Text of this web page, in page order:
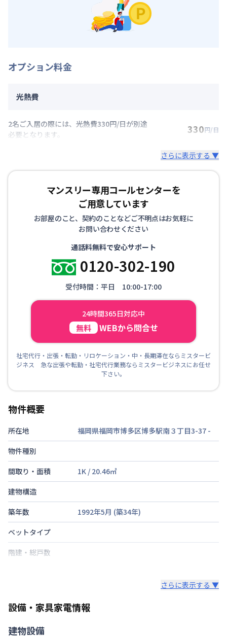
オプション料金
光熱費
2名ご入居の際には、光熱費330円/日が別途
必要となります。
330円/日
さらに表示する ▼
マンスリー専用コールセンターを
ご用意しています
お部屋のこと、契約のことなどご不明点はお気軽に
お問い合わせください
通話料無料で安心サポート
0120-302-190
受付時間：平日 10:00-17:00
24時間365日対応中
無料 WEBから問合せ
社宅代行・出張・転勤・リロケーション・中・長期滞在ならミスタービ
ジネス 急な出張や転勤・社宅代行業務ならミスタービジネスにお任せ
下さい。
物件概要
所在地 福岡県福岡市博多区博多駅南３丁目3-37 -
物件種別
間取り・面積
1K / 20.46㎡
建物構造
築年数
1992年5月 (築34年)
ベットタイプ
階建・総戸数
禁煙・喫煙
交通
さらに表示する ▼
設備・家具家電情報
建物設備